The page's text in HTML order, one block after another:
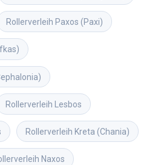
Rollerverleih Paxos (Paxi)
Rollerverleih Lesbos
Rollerverleih Kreta (Chania)
Naxos